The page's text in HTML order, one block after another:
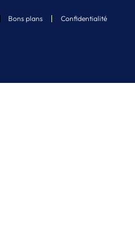
Bons plans Confidentialité